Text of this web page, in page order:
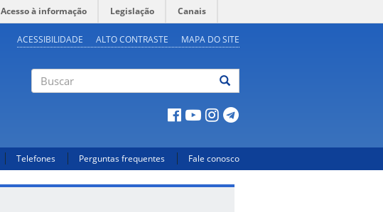
Acesso à informação Legislação Canais
ACESSIBILIDADE ALTO CONTRASTE MAPA DO SITE
Telefones Perguntas frequentes Fale conosco